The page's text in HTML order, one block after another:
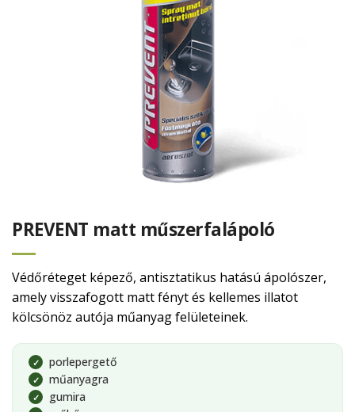
PREVENT matt műszerfalápoló
Védőréteget képező, antisztatikus hatású ápolószer,
amely visszafogott matt fényt és kellemes illatot
kölcsönöz autója műanyag felületeinek.
✓ porlepergető
✓ műanyagra
✓ gumira